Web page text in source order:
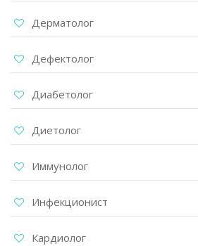
Дерматолог
Дефектолог
Диабетолог
Диетолог
Иммунолог
Инфекционист
Кардиолог